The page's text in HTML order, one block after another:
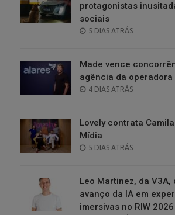
protagonistas
sociais
POSTED
5 DIAS ATRÁS
Made vence
agência da operadora
POSTED
4 DIAS ATRÁS
Lovely contrata
Mídia
POSTED
5 DIAS ATRÁS
Leo Martinez, da V3A,
avanço da IA em
imersivas no RIW 2026